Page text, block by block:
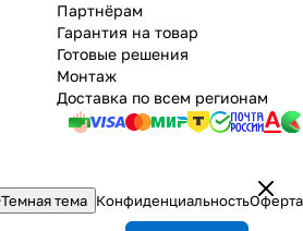
Партнёрам
Гарантия на товар
Готовые решения
Монтаж
Доставка по всем регионам
Темная тема КонфиденциальностьОферта